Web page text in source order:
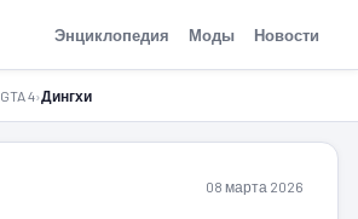
Энциклопедия Моды Новости
GTA 4›Дингхи
08 марта 2026